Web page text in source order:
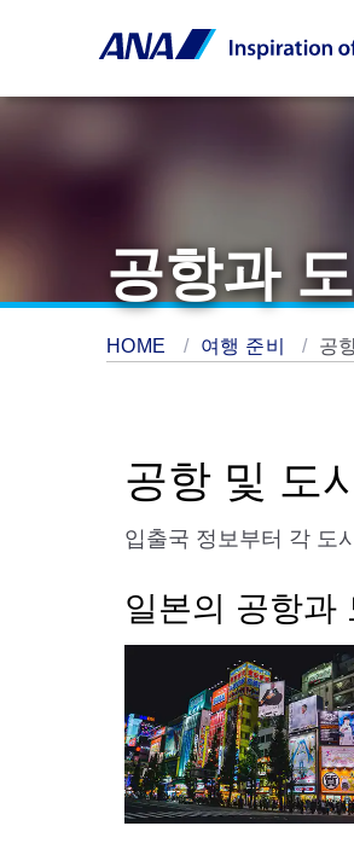
공항과
HOME 여행 준비 공
공항 및 도
입출국 정보부터 각 도
일본의 공항과